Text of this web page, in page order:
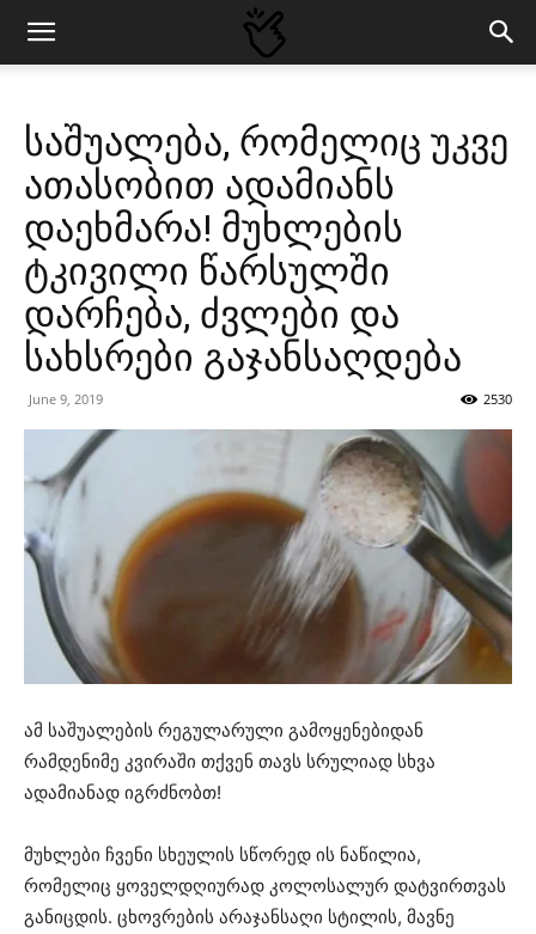
საშუალება, რომელიც უკვე
ათასობით ადამიანს
დაეხმარა! მუხლების
ტკივილი წარსულში
დარჩება, ძვლები და
სახსრები გაჯანსაღდება
June 9, 2019 2530
ამ საშუალების რეგულარული გამოყენებიდან
რამდენიმე კვირაში თქვენ თავს სრულიად სხვა
ადამიანად იგრძნობთ!
მუხლები ჩვენი სხეულის სწორედ ის ნაწილია,
რომელიც ყოველდღიურად კოლოსალურ დატვირთვას
განიცდის. ცხოვრების არაჯანსაღი სტილის, მავნე